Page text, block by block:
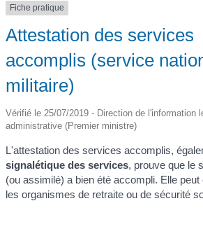
Fiche pratique
Attestation des services
accomplis (service
militaire)
Vérifié le 25/07/2019 - Direction de l'information
administrative (Premier ministre)
L'attestation des services accomplis,
signalétique des services, prouve que le
(ou assimilé) a bien été accompli. Elle
les organismes de retraite ou de sécurité